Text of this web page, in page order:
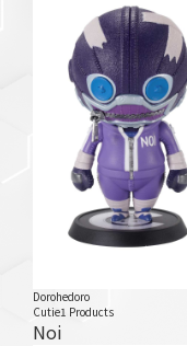
Dorohedoro
Cutie1 Products
Noi